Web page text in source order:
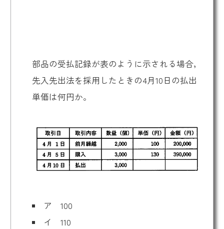
部品の受払記録が表のように示される場合，
先入先出法を採用したときの4月10日の払出
単価は何円か。
ア 100
イ 110